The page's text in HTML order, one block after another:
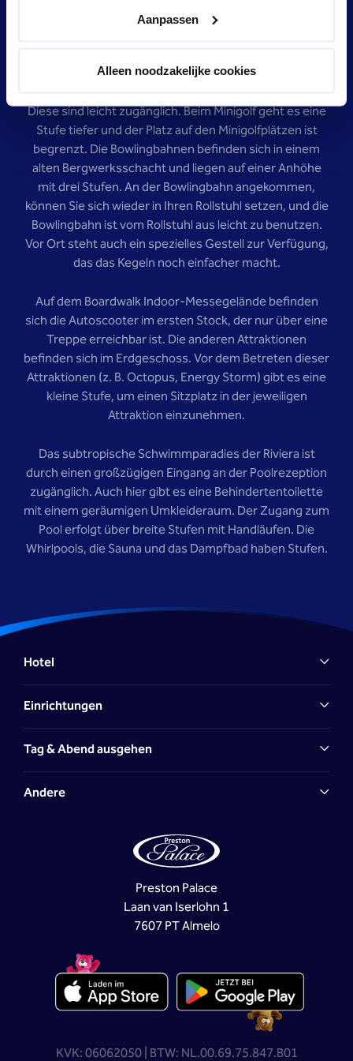
Aanpassen
Alleen noodzakelijke cookies
einer kleinen Stufe hinunter zu Sitzgelegenheiten und
Diese sind leicht zugänglich. Beim Minigolf geht es eine
Stufe tiefer und der Platz auf den Minigolfplätzen ist
begrenzt. Die Bowlingbahnen befinden sich in einem
alten Bergwerksschacht und liegen auf einer Anhöhe
mit drei Stufen. An der Bowlingbahn angekommen,
können Sie sich wieder in Ihren Rollstuhl setzen, und die
Bowlingbahn ist vom Rollstuhl aus leicht zu benutzen.
Vor Ort steht auch ein spezielles Gestell zur Verfügung,
das das Kegeln noch einfacher macht.
Auf dem Boardwalk Indoor-Messegelände befinden
sich die Autoscooter im ersten Stock, der nur über eine
Treppe erreichbar ist. Die anderen Attraktionen
befinden sich im Erdgeschoss. Vor dem Betreten dieser
Attraktionen (z. B. Octopus, Energy Storm) gibt es eine
kleine Stufe, um einen Sitzplatz in der jeweiligen
Attraktion einzunehmen.
Das subtropische Schwimmparadies der Riviera ist
durch einen großzügigen Eingang an der Poolrezeption
zugänglich. Auch hier gibt es eine Behindertentoilette
mit einem geräumigen Umkleideraum. Der Zugang zum
Pool erfolgt über breite Stufen mit Handläufen. Die
Whirlpools, die Sauna und das Dampfbad haben Stufen.
Hotel
Einrichtungen
Tag & Abend ausgehen
Andere
Preston Palace
Laan van Iserlohn 1
7607 PT Almelo
KVK: 06062050 | BTW: NL.00.69.75.847.B01